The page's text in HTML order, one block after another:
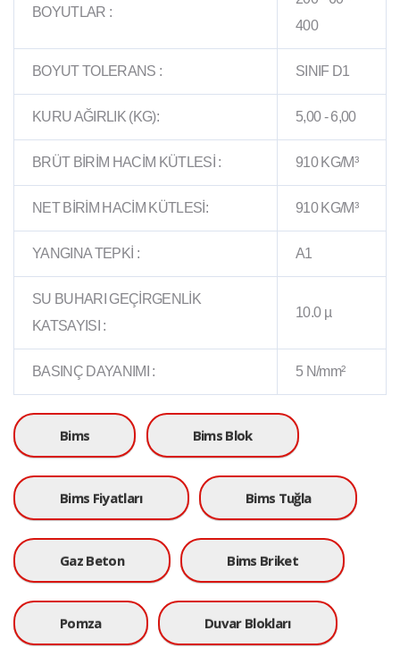
BOYUTLAR :
400
BOYUT TOLERANS : SINIF D1
KURU AĞIRLIK (KG): 5,00 - 6,00
BRÜT BİRİM HACİM KÜTLESİ : 910 KG/M³
NET BİRİM HACİM KÜTLESİ: 910 KG/M³
YANGINA TEPKİ : A1
SU BUHARI GEÇİRGENLİK
KATSAYISI :
10.0 µ
BASINÇ DAYANIMI : 5 N/mm²
Bims Bims Blok
Bims Fiyatları Bims Tuğla
Gaz Beton Bims Briket
Pomza Duvar Blokları